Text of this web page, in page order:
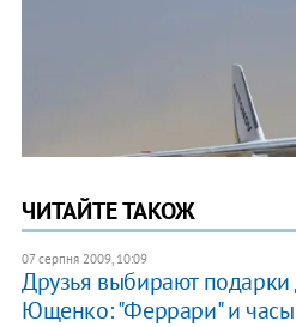
ЧИТАЙТЕ ТАКОЖ
07 серпня 2009, 10:09
Друзья выбирают
Ющенко: "Феррари" и часы